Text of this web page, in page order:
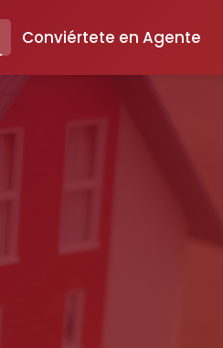
Conviértete en Agente